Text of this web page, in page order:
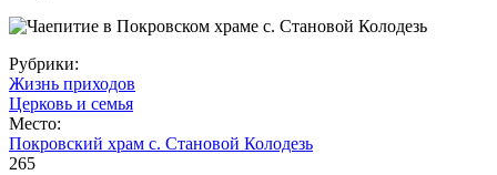
Рубрики:
Жизнь приходов
Церковь и семья
Место:
Покровский храм с. Становой Колодезь
265